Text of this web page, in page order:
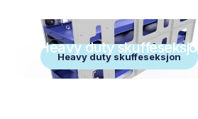
Heavy duty skuffeseksjon
Heavy duty skuffeseksjon